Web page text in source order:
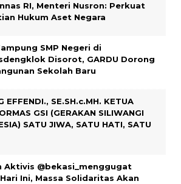
RI, Menteri Nusron: Perkuat
Hukum Aset Negara
SMP Negeri di
Disorot, GARDU Dorong
Sekolah Baru
EFFENDI., SE.SH.c.MH. KETUA
GSI (GERAKAN SILIWANGI
SATU JIWA, SATU HATI, SATU
Aktivis @bekasi_menggugat
Ini, Massa Solidaritas Akan